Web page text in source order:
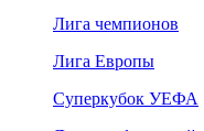
Лига чемпионов
Лига Европы
Суперкубок УЕФА